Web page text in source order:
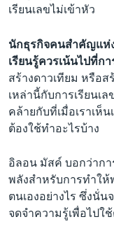
เรียนเลขไม่เข้าหัว
นักธุรกิจคนสำคัญแห่
เรียนรู้ควรเน้นไปที่ก
สร้างดาวเทียม หรือส
เหล่านี้กับการเรียนเ
คล้ายกับที่เมื่อเราเห็
ต้องใช้ทำอะไรบ้าง
อิลอน มัสค์ บอกว่ากา
พลังสำหรับการทำให้
ตนเองอย่างไร ซึ่งนั่
จดจำความรู้เพื่อไปใ